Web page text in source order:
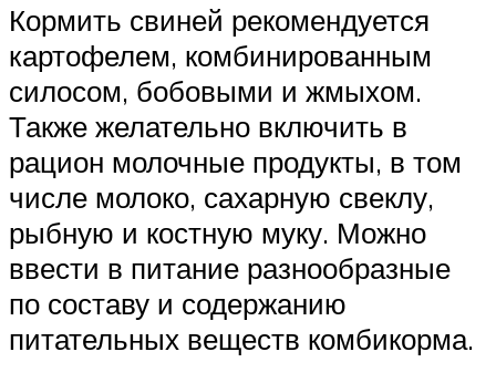
Кормить свиней рекомендуется
картофелем, комбинированным
силосом, бобовыми и жмыхом.
Также желательно включить в
рацион молочные продукты, в том
числе молоко, сахарную свеклу,
рыбную и костную муку. Можно
ввести в питание разнообразные
по составу и содержанию
питательных веществ комбикорма.